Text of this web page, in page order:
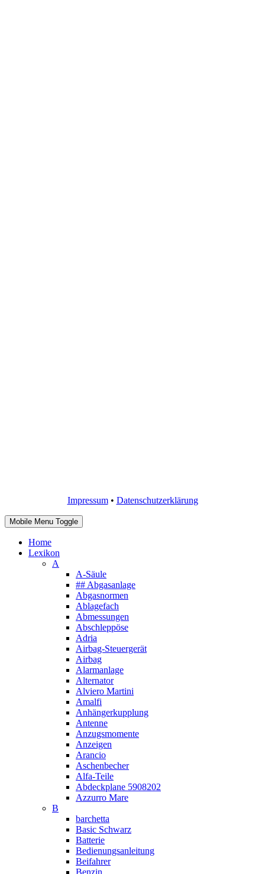
Impressum• Datenschutzerklärung
Mobile Menu Toggle
Home
Lexikon
A
A-Säule
## Abgasanlage
Abgasnormen
Ablagefach
Abmessungen
Abschleppöse
Adria
Airbag-Steuergerät
Airbag
Alarmanlage
Alternator
Alviero Martini
Amalfi
Anhängerkupplung
Antenne
Anzugsmomente
Anzeigen
Arancio
Aschenbecher
Alfa-Teile
Abdeckplane 5908202
Azzurro Mare
B
barchetta
Basic Schwarz
Batterie
Bedienungsanleitung
Beifahrer